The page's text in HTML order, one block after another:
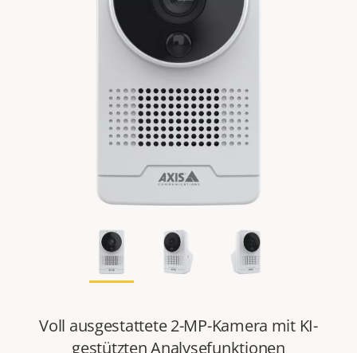
Voll ausgestattete 2-MP-Kamera mit KI-
gestützten Analysefunktionen